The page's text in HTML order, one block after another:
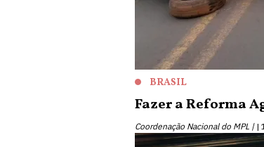
BRASIL
Fazer a Reforma
Coordenação Nacional do MPL |